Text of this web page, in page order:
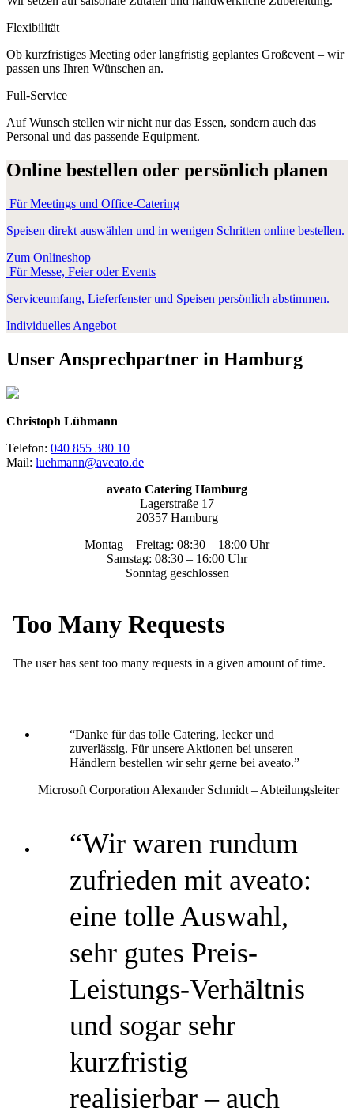
Flexibilität
Ob kurzfristiges Meeting oder langfristig geplantes Großevent – wir
passen uns Ihren Wünschen an.
Full-Service
Auf Wunsch stellen wir nicht nur das Essen, sondern auch das
Personal und das passende Equipment.
Online bestellen oder persönlich planen
Für Meetings und Office-Catering
Speisen direkt auswählen und in wenigen Schritten online bestellen.
Zum Onlineshop
Für Messe, Feier oder Events
Serviceumfang, Lieferfenster und Speisen persönlich abstimmen.
Individuelles Angebot
Unser Ansprechpartner in Hamburg
Christoph Lühmann
Telefon: 040 855 380 10
Mail: luehmann@aveato.de
aveato Catering Hamburg
Lagerstraße 17
20357 Hamburg
Montag – Freitag: 08:30 – 18:00 Uhr
Samstag: 08:30 – 16:00 Uhr
Sonntag geschlossen
“Danke für das tolle Catering, lecker und
zuverlässig. Für unsere Aktionen bei unseren
Händlern bestellen wir sehr gerne bei aveato.”
Microsoft Corporation Alexander Schmidt – Abteilungsleiter
“Wir waren rundum
zufrieden mit aveato:
eine tolle Auswahl,
sehr gutes Preis-
Leistungs-Verhältnis
und sogar sehr
kurzfristig
realisierbar – auch